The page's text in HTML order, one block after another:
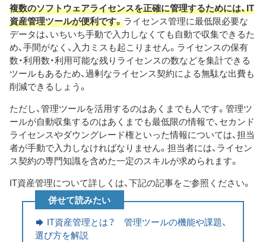
複数のソフトウェアライセンスを正確に管理するためには、IT
資産管理ツールが便利です。ライセンス管理に最低限必要な
データは、いちいち手動で入力しなくても自動で収集できるた
め、手間がなく、入力ミスも起こりません。ライセンスの保有
数・利用数・利用可能な残りライセンスの数などを集計できる
ツールもあるため、過剰なライセンス契約による無駄な出費も
削減できるしょう。
ただし、管理ツールを活用するのはあくまでも人です。管理ツ
ールが自動収集するのはあくまでも最低限の情報で、セカンド
ライセンスやダウングレード権といった情報については、担当
者が手動で入力しなければなりません。担当者には、ライセン
ス契約の専門知識を含めた一定のスキルが求められます。
IT資産管理について詳しくは、下記の記事をご参照ください。
併せて読みたい
IT資産管理とは？ 管理ツールの機能や課題、
選び方を解説